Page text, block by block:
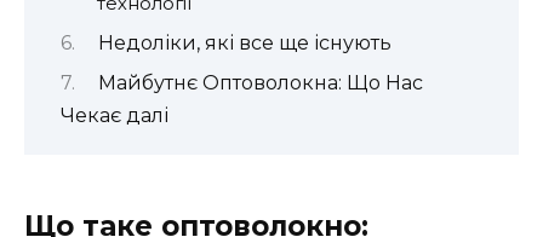
Недоліки, які все ще існують
Майбутнє Оптоволокна: Що Нас
Чекає далі
Що таке оптоволокно: